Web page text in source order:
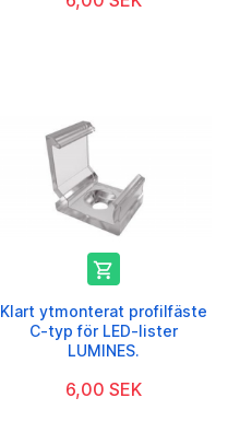

Klart ytmonterat profilfäste
C-typ för LED-lister
LUMINES.
6,00 SEK